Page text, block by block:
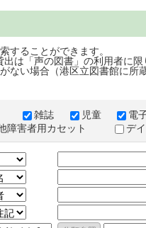
することができます。
は「声の図書」の利用者に限
ない場合（港区立図書館に所
雑誌 児童
電
障害者用カセット
デ